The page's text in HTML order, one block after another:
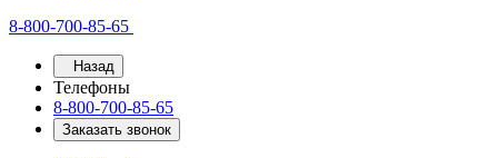
8-800-700-85-65
Назад
Телефоны
8-800-700-85-65
Заказать звонок